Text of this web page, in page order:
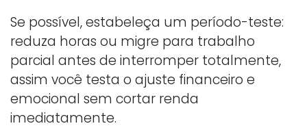
Se possível, estabeleça um período-teste:
reduza horas ou migre para trabalho
parcial antes de interromper totalmente,
assim você testa o ajuste financeiro e
emocional sem cortar renda
imediatamente.